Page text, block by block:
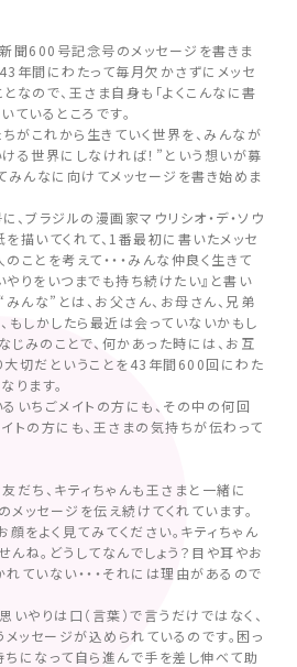
聞600号記念号のメッセージを書きま
年間にわたって毎月欠かさずにメッセ
なので、王さま自身も「よくこんなに書
ているところです。
がこれから生きていく世界を、みんなが
る世界にしなければ！”という想いが募
みんなに向けてメッセージを書き始めま
ブラジルの漫画家マウリシオ・デ・ソウ
描いてくれて、1番最初に書いたメッセ
ことを考えて・・・みんな仲良く生きて
いやりをいつまでも持ち続けたい』と書い
んな”とは、お父さん、お母さん、兄弟
もしかしたら最近は会っていないかもし
みのことで、何かあった時には、お互
大切だということを43年間600回にわた
ります。
いちごメイトの方にも、その中の何回
トの方にも、王さまの気持ちが伝わって
だち、キティちゃんも王さまと一緒に
メッセージを伝え続けてくれています。
顔をよく見てみてください。キティちゃん
ね。どうしてなんでしょう？目や耳やお
ていない・・・それには理由があるので
いやりは口（言葉）で言うだけではなく、
メッセージが込められているのです。困っ
になって自ら進んで手を差し伸べて助